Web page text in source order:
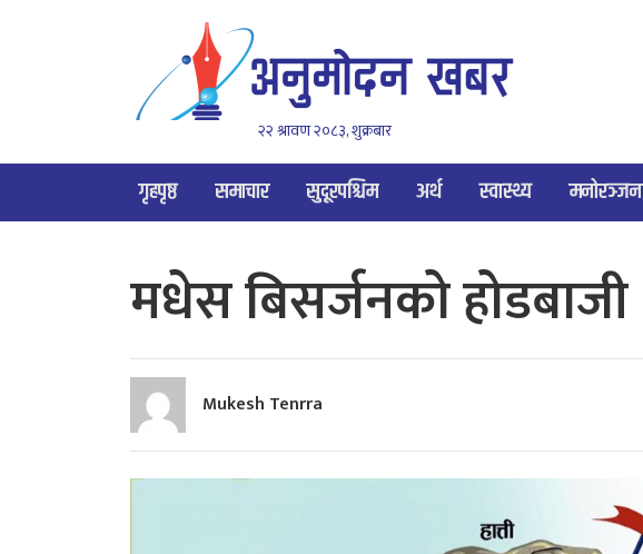
२२ श्रावण २०८३, शुक्रबार
गृहपृष्ठ समाचार सुदूरपश्चिम अर्थ स्वास्थ्य मनोरञ्जन
मधेस बिसर्जनको होडबाजी
Mukesh Tenrra